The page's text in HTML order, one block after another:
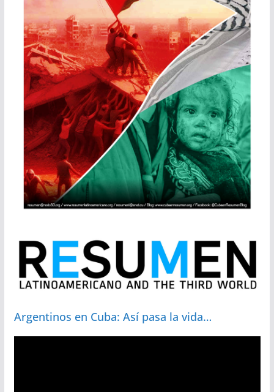
Argentinos en Cuba: Así pasa la vida…